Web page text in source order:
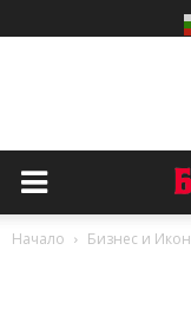
Начало Бизнес и